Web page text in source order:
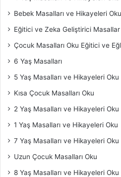
Bebek Masalları ve Hikayeleri Oku
Eğitici ve Zeka Geliştirici Masallar
Çocuk Masalları Oku Eğitici ve
6 Yaş Masalları
5 Yaş Masalları ve Hikayeleri Oku
Kısa Çocuk Masalları Oku
2 Yaş Masalları ve Hikayeleri Oku
1 Yaş Masalları ve Hikayeleri Oku
7 Yaş Masalları ve Hikayeleri Oku
Uzun Çocuk Masalları Oku
8 Yaş Masalları ve Hikayeleri Oku